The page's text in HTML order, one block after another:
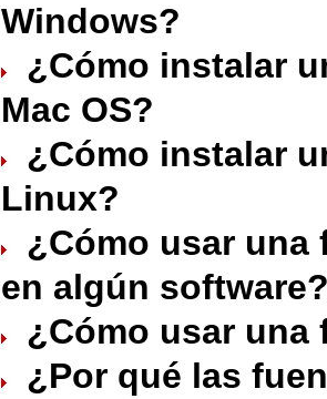
Windows?
¿Cómo instalar
Mac OS?
¿Cómo instalar
Linux?
¿Cómo usar una
en algún
¿Cómo usar una
¿Por qué las